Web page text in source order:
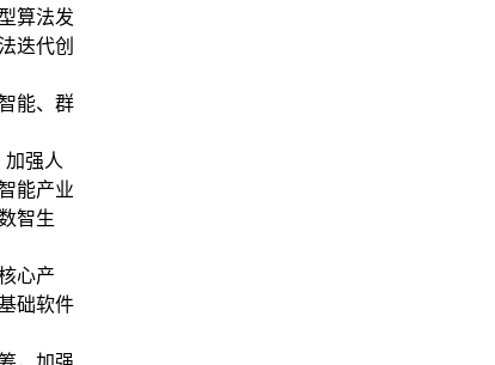
算法发
迭代创
能、群
强人
能产业
智生
心产
础软件